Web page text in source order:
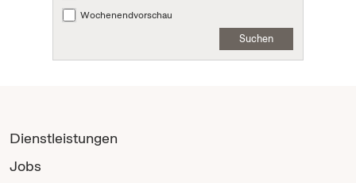
Wochenendvorschau
Suchen
Dienstleistungen
Jobs